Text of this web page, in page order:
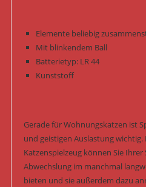
Elemente beliebig
Mit blinkendem Ball
Batterietyp: LR 44
Kunststoff
Gerade für Wohnungskatzen ist
und geistigen Auslastung
Katzenspielzeug können Sie
Abwechslung im manchmal
bieten und sie außerdem dazu